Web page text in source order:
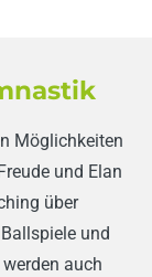
Möglichkeiten
und Elan
über
und
auch